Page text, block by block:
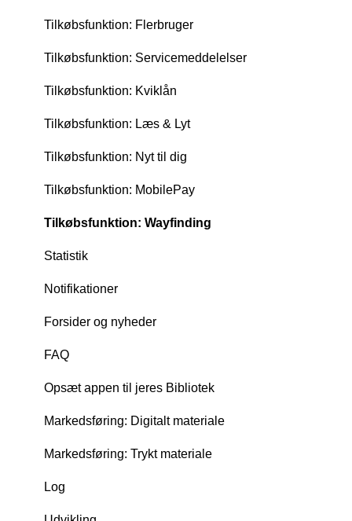
Tilkøbsfunktion: Flerbruger
Tilkøbsfunktion: Servicemeddelelser
Tilkøbsfunktion: Kviklån
Tilkøbsfunktion: Læs & Lyt
Tilkøbsfunktion: Nyt til dig
Tilkøbsfunktion: MobilePay
Tilkøbsfunktion: Wayfinding
Statistik
Notifikationer
Forsider og nyheder
FAQ
Opsæt appen til jeres Bibliotek
Markedsføring: Digitalt materiale
Markedsføring: Trykt materiale
Log